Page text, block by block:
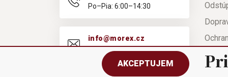
Po–Pia: 6:00–14:30
info@morex.cz
Po–Pia: 6:00–14:30
AKCEPTUJEM